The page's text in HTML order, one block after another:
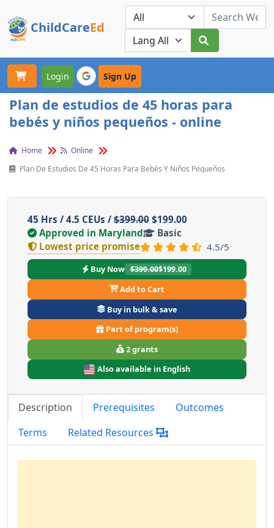
ChildCareEd
Our Platforms
Login Sign Up
Plan de estudios de 45 horas para
bebés y niños pequeños - online
Home
Online
Plan De Estudios De 45 Horas Para Bebés Y Niños Pequeños
45 Hrs / 4.5 CEUs / $399.00 $199.00
Approved in Maryland
Basic
Lowest price promise
4.5/5
Buy Now $399.00$199.00
Add to Cart
Buy in bulk & save
Part of program(s)
2 grants
Also available in English
Description Prerequisites
Outcomes
Terms
Related Resources